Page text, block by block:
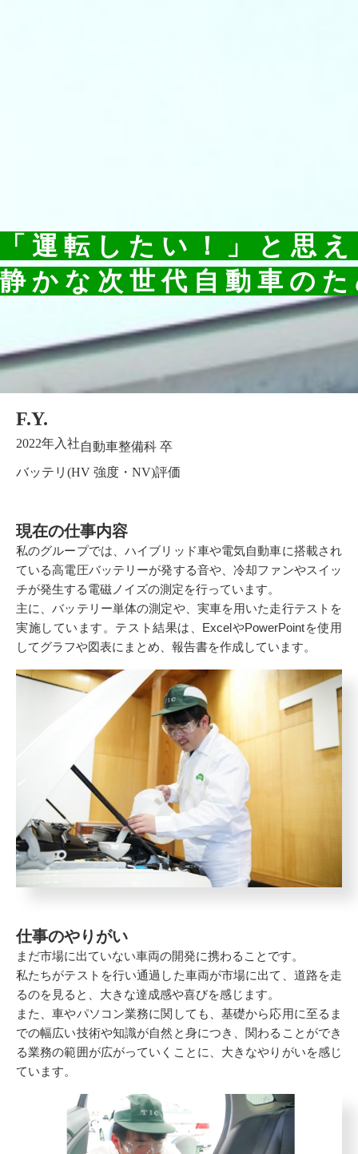
「運転したい！」と思
静かな次世代自動車の
F.Y.
2022年入社自動車整備科 卒
バッテリ(HV 強度・NV)評価
現在の仕事内容
私のグループでは、ハイブリッド車や電気自動車に搭載され
ている高電圧バッテリーが発する音や、冷却ファンやスイッ
チが発生する電磁ノイズの測定を行っています。
主に、バッテリー単体の測定や、実車を用いた走行テストを
実施しています。テスト結果は、ExcelやPowerPointを使用
してグラフや図表にまとめ、報告書を作成しています。
仕事のやりがい
まだ市場に出ていない車両の開発に携わることです。
私たちがテストを行い通過した車両が市場に出て、道路を走
るのを見ると、大きな達成感や喜びを感じます。
また、車やパソコン業務に関しても、基礎から応用に至るま
での幅広い技術や知識が自然と身につき、関わることができ
る業務の範囲が広がっていくことに、大きなやりがいを感じ
ています。